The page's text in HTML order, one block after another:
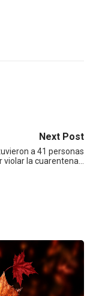
Next Post
a 41 personas
violar la cuarentena…